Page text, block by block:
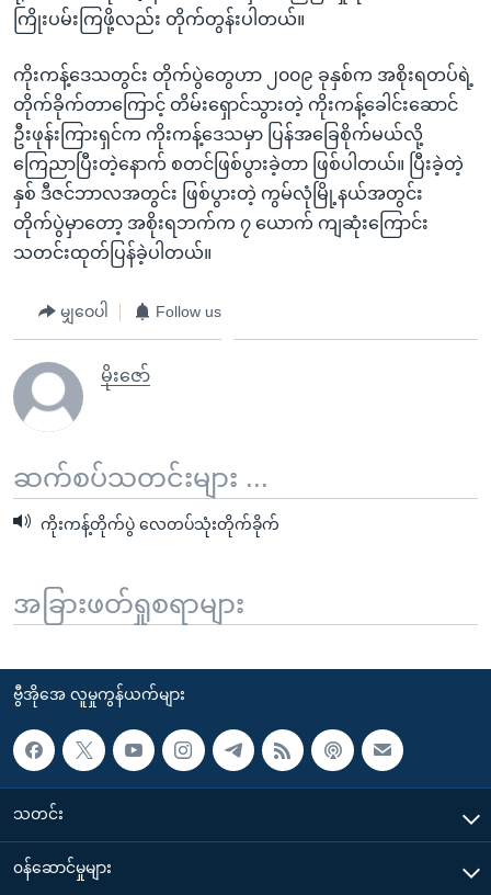
ကြိုးပမ်းကြဖို့လည်း တိုက်တွန်းပါတယ်။
ကိုးကန့်ဒေသတွင်း တိုက်ပွဲတွေဟာ ၂၀၀၉ ခုနှစ်က အစိုးရတပ်ရဲ့
တိုက်ခိုက်တာကြောင့် တိမ်းရှောင်သွားတဲ့ ကိုးကန့်ခေါင်းဆောင်
ဦးဖုန်းကြားရှင်က ကိုးကန့်ဒေသမှာ ပြန်အခြေစိုက်မယ်လို့
ကြေညာပြီးတဲ့နောက် စတင်ဖြစ်ပွားခဲ့တာ ဖြစ်ပါတယ်။ ပြီးခဲ့တဲ့
နှစ် ဒီဇင်ဘာလအတွင်း ဖြစ်ပွားတဲ့ ကွမ်လုံမြို့နယ်အတွင်း
တိုက်ပွဲမှာတော့ အစိုးရဘက်က ၇ ယောက် ကျဆုံးကြောင်း
သတင်းထုတ်ပြန်ခဲ့ပါတယ်။
မျှဝေပါ Follow us
မိုးဇော်
ဆက်စပ်သတင်းများ ...
ကိုးကန့်တိုက်ပွဲ လေတပ်သုံးတိုက်ခိုက်
အခြားဖတ်ရှုစရာများ
ဗွီအိုအေ လူမှုကွန်ယက်များ
သတင်း
၀န်ဆောင်မှုများ